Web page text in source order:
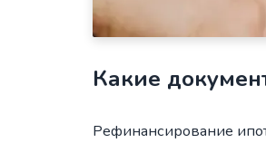
Какие
Рефинансирование